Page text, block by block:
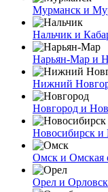
Мурманск и
Нальчик и
Нарьян-Мар и
Нижний
Новгород и
Новосибирск и
Омск и Омская
Орел и